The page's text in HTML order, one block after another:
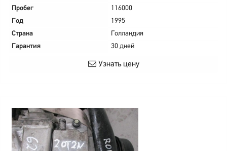
Пробег
116000
Год
1995
Страна
Голландия
Гарантия
30 дней
Узнать цену